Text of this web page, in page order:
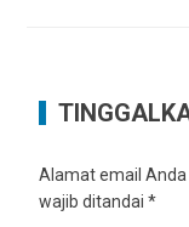
Alamat email Anda
wajib ditandai*